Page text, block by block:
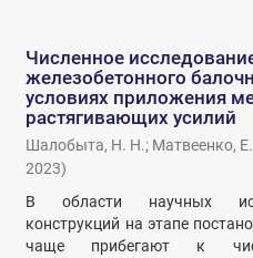
Численное
железобетонного
условиях приложения
растягивающих усилий
Шалобыта, Н. Н.; Матвеенко,
2023)
В области научных
конструкций на этапе
чаще прибегают к